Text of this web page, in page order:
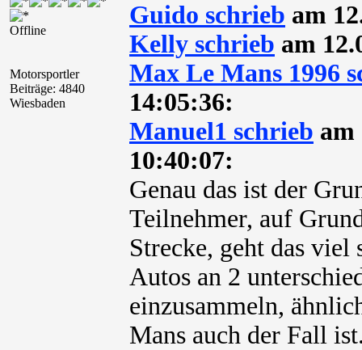
Offline
Motorsportler
Beiträge: 4840
Wiesbaden
Guido schrieb am
Kelly schrieb am
Max Le Mans 1996
14:05:36:
Manuel1 schrieb am
10:40:07:
Genau das ist der
Teilnehmer, auf
Strecke, geht das viel
Autos an 2
einzusammeln,
Mans auch der Fall